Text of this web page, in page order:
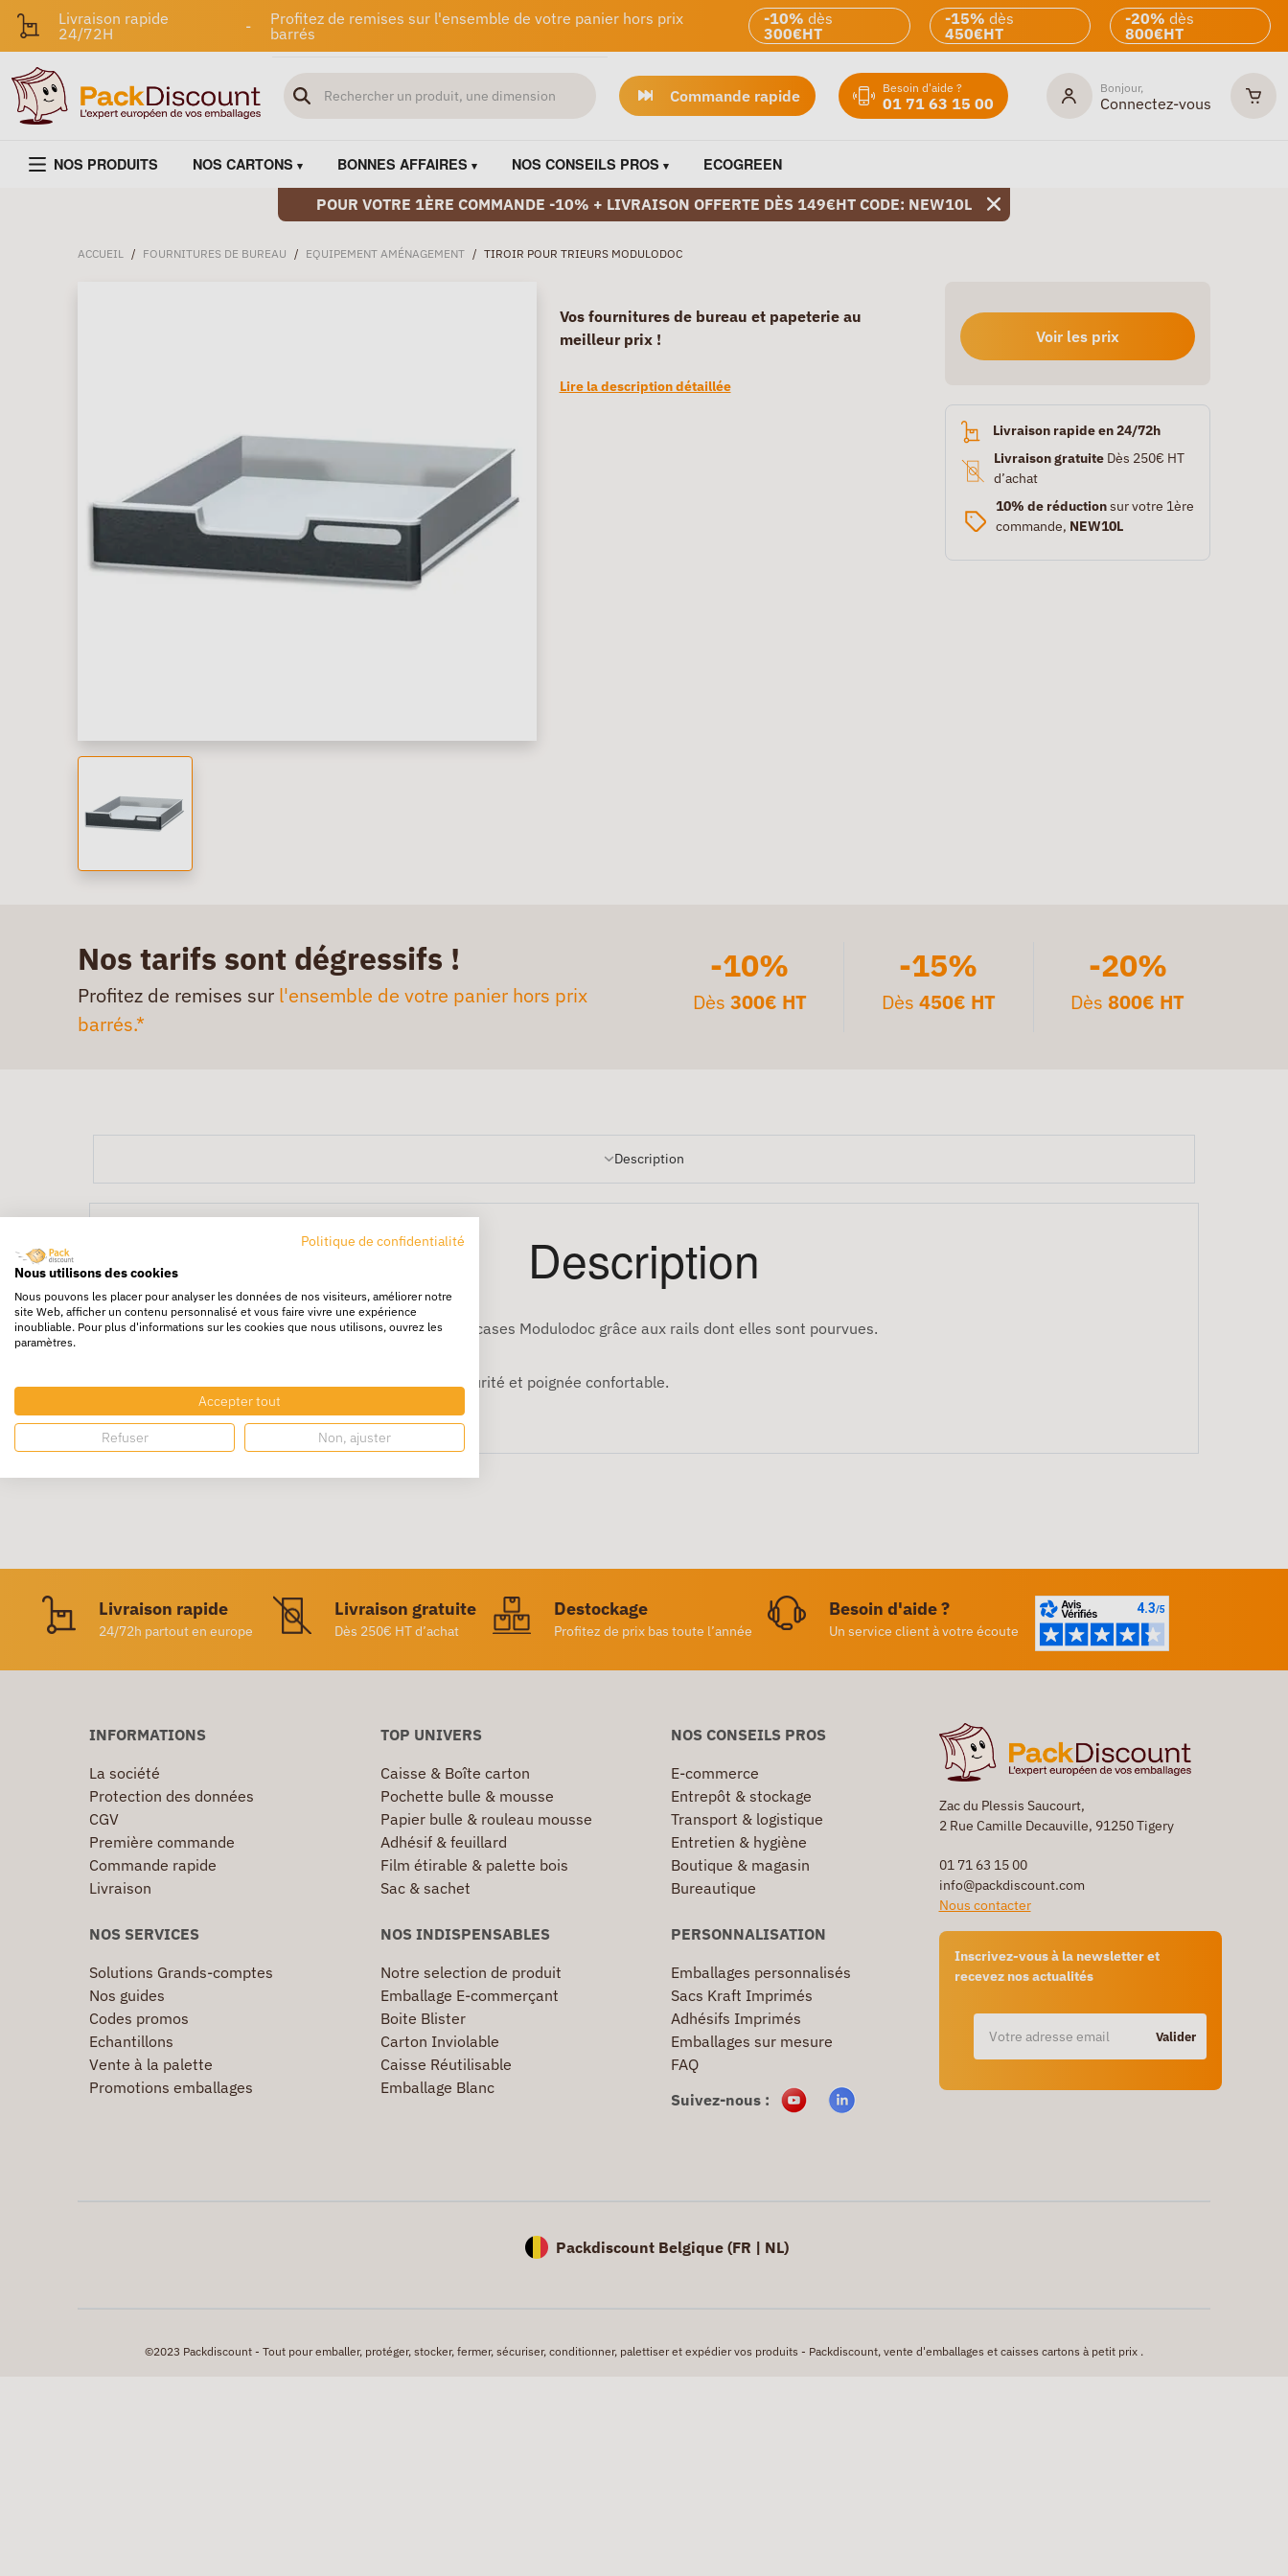
Livraison rapide
24/72H
-
Profitez de remises sur l'ensemble de votre panier hors prix
barrés
-10% dès
300€HT
-15% dès
450€HT
-20% dès
800€HT
Commande rapide Besoin d'aide ?
01 71 63 15 00
Bonjour,
Connectez-vous
NOS PRODUITS NOS CARTONS BONNES AFFAIRES NOS CONSEILS PROS ECOGREEN
POUR VOTRE 1ÈRE COMMANDE -10% + LIVRAISON OFFERTE DÈS 149€HT CODE: NEW10L
ACCUEIL / FOURNITURES DE BUREAU / EQUIPEMENT AMÉNAGEMENT / TIROIR POUR TRIEURS MODULODOC
Vos fournitures de bureau et papeterie au
meilleur prix !
Lire la description détaillée
Voir les prix
Livraison rapide en 24/72h
Livraison gratuiteDès 250€ HT
d’achat
10% de réductionsur votre 1ère
commande, NEW10L
Nos tarifs sont dégressifs !
Profitez de remises sur l'ensemble de votre panier hors prix
barrés.*
-10%
Dès 300€ HT
-15%
Dès 450€ HT
-20%
Dès800€ HT
Description
Description
En polystyrène. Les tiroirs sont insérables dans les cases Modulodoc grâce aux rails dont elles sont pourvues.
Coulissement parfait des tiroirs, avec butée de sécurité et poignée confortable.
Fronton noir et porte-étiquette intégré fournis.
Livraison rapide
24/72h partout en europe
Livraison gratuite
Dès 250€ HT d’achat
Destockage
Profitez de prix bas toute l’année
Besoin d'aide ?
Un service client à votre écoute
Zac du Plessis Saucourt,
2 Rue Camille Decauville, 91250 Tigery
01 71 63 15 00
info@packdiscount.com
Nous contacter
Inscrivez-vous à la newsletter et
recevez nos actualités
Valider
INFORMATIONS
La société
Protection des données
CGV
Première commande
Commande rapide
Livraison
TOP UNIVERS
Caisse & Boîte carton
Pochette bulle & mousse
Papier bulle & rouleau mousse
Adhésif & feuillard
Film étirable & palette bois
Sac & sachet
NOS CONSEILS PROS
E-commerce
Entrepôt & stockage
Transport & logistique
Entretien & hygiène
Boutique & magasin
Bureautique
NOS SERVICES
Solutions Grands-comptes
Nos guides
Codes promos
Echantillons
Vente à la palette
Promotions emballages
NOS INDISPENSABLES
Notre selection de produit
Emballage E-commerçant
Boite Blister
Carton Inviolable
Caisse Réutilisable
Emballage Blanc
PERSONNALISATION
Emballages personnalisés
Sacs Kraft Imprimés
Adhésifs Imprimés
Emballages sur mesure
FAQ
Suivez-nous :
Packdiscount Belgique (FR | NL)
©2023 Packdiscount - Tout pour emballer, protéger, stocker, fermer, sécuriser, conditionner, palettiser et expédier vos produits - Packdiscount, vente d'emballages et caisses cartons à petit prix .
Politique de confidentialité
Nous utilisons des cookies
Nous pouvons les placer pour analyser les données de nos visiteurs, améliorer notre
site Web, afficher un contenu personnalisé et vous faire vivre une expérience
inoubliable. Pour plus d'informations sur les cookies que nous utilisons, ouvrez les
paramètres.
Accepter tout
Refuser Non, ajuster